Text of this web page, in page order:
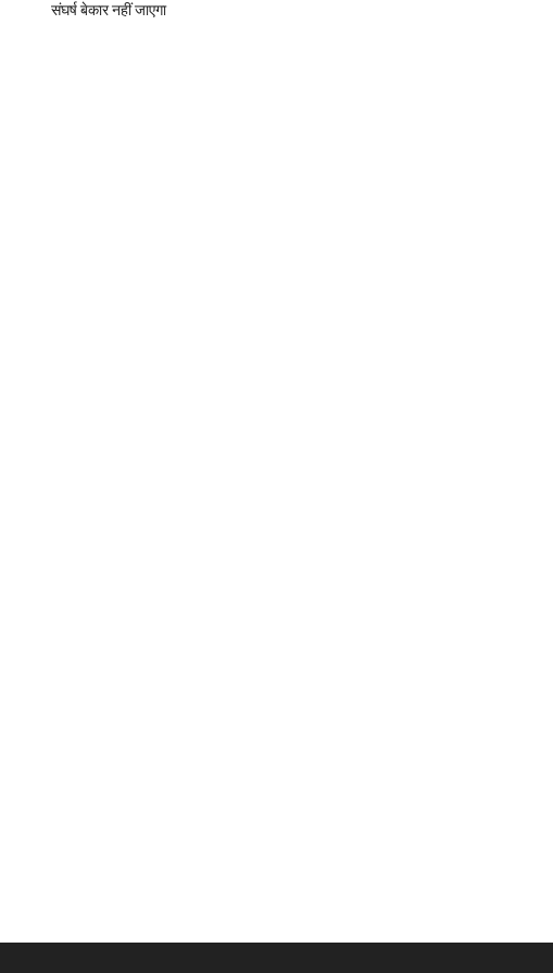
संघर्ष बेकार नहीं जाएगा